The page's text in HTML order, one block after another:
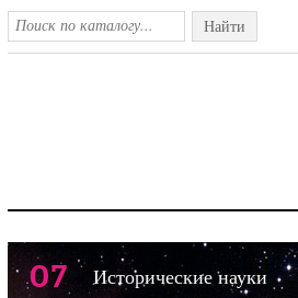
Найти
07 Исторические науки